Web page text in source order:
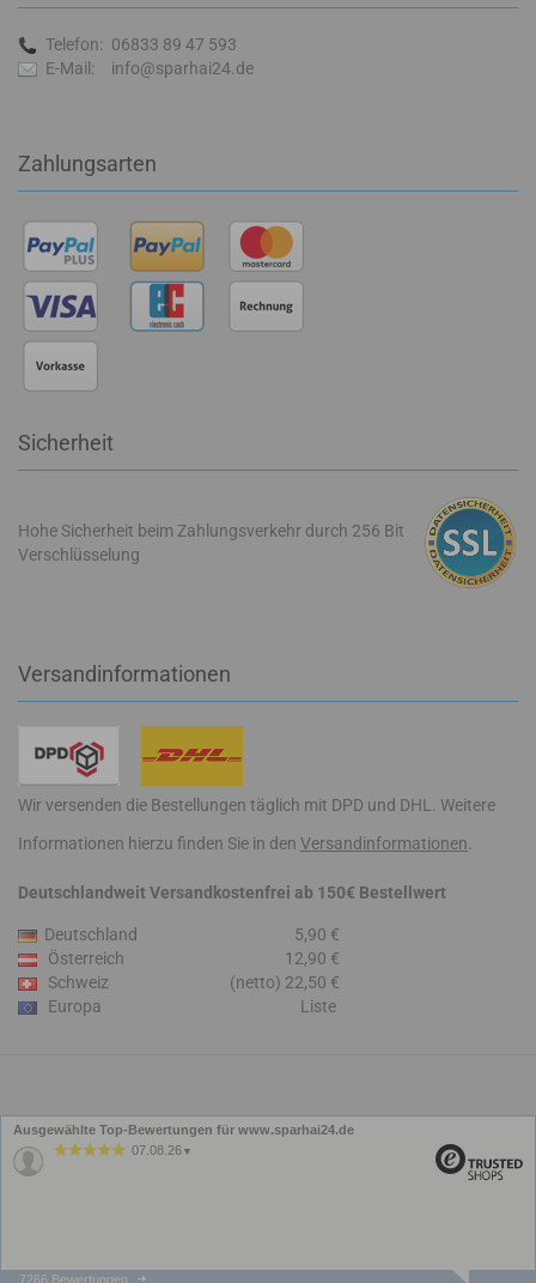
Telefon: 06833 89 47 593
E-Mail:
info@sparhai24.de
Zahlungsarten
Sicherheit
Hohe Sicherheit beim Zahlungsverkehr durch 256 Bit
Verschlüsselung
Versandinformationen
Wir versenden die Bestellungen täglich mit DPD und DHL. Weitere
Informationen hierzu finden Sie in den Versandinformationen
Deutschlandweit Versandkostenfrei ab 150€ Bestellwert
Deutschland
5,90 €
Österreich
12,90 €
Schweiz
(netto) 22,50 €
Europa
Liste
Ausgewählte Top-Bewertungen für www.sparhai24.de
07.08.26 ▼
7266 Bewertungen